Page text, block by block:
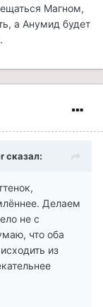
Магном,
а Анумид будет
сказал:
Делаем
не с
что оба
из